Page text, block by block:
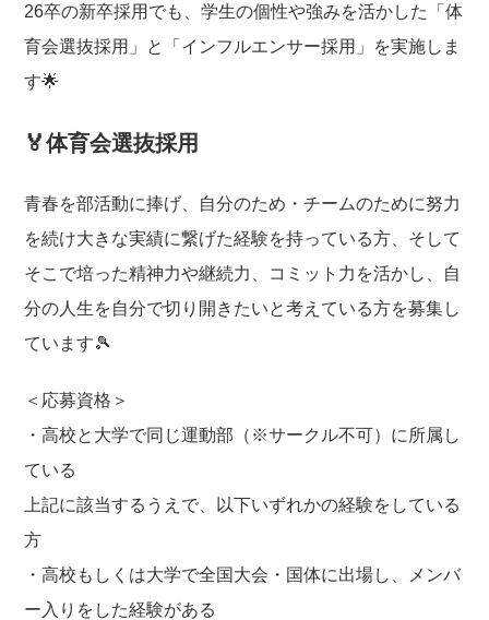
26卒の新卒採用でも、学生の個性や強みを活かした「体
育会選抜採用」と「インフルエンサー採用」を実施しま
す🌟
🏅体育会選抜採用
青春を部活動に捧げ、自分のため・チームのために努力
を続け大きな実績に繋げた経験を持っている方、そして
そこで培った精神力や継続力、コミット力を活かし、自
分の人生を自分で切り開きたいと考えている方を募集し
ています🎾
＜応募資格＞
・高校と大学で同じ運動部（※サークル不可）に所属し
ている
上記に該当するうえで、以下いずれかの経験をしている
方
・高校もしくは大学で全国大会・国体に出場し、メンバ
ー入りをした経験がある